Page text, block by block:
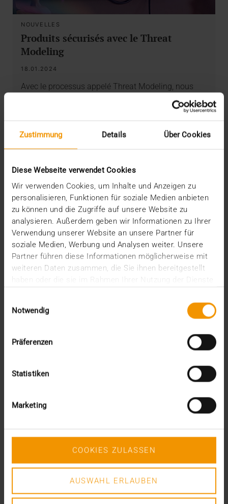
Zustimmung Details Über Cookies
Diese Webseite verwendet Cookies
Wir verwenden Cookies, um Inhalte und Anzeigen zu
personalisieren, Funktionen für soziale Medien anbieten
zu können und die Zugriffe auf unsere Website zu
analysieren. Außerdem geben wir Informationen zu Ihrer
Verwendung unserer Website an unsere Partner für
soziale Medien, Werbung und Analysen weiter. Unsere
Partner führen diese Informationen möglicherweise mit
weiteren Daten zusammen, die Sie ihnen bereitgestellt
Notwendig
Präferenzen
Statistiken
Marketing
COOKIES ZULASSEN
AUSWAHL ERLAUBEN
NOUVELLES
Produits sécurisés avec le Threat
Modeling
18.01.2024
Avec le processus appelé Threat Modeling, nous
VISUS HEALTH IT
Des suggestions uniformes en Europe
09.01.2024
plus l’échange irréprochable d’informations…
EN SAVOIR PLUS